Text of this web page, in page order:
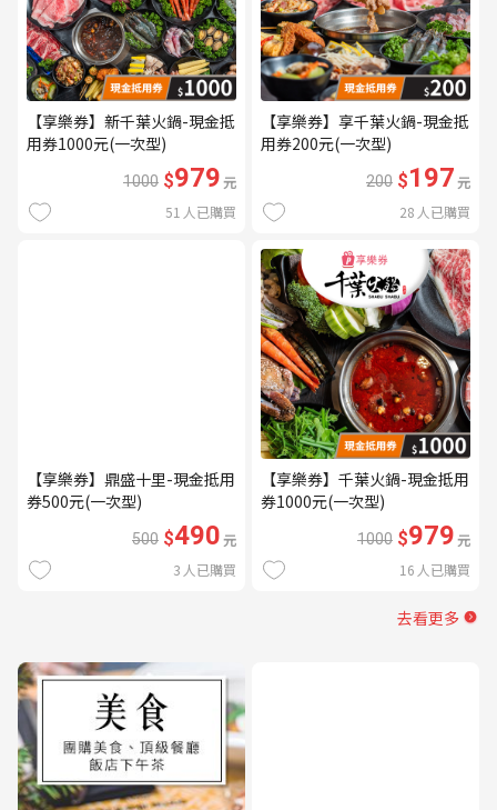
【享樂券】新千葉火鍋-現金抵
用券1000元(一次型)
1000 $979元
51 人已購買
【享樂券】享千葉火鍋-現金抵
用券200元(一次型)
200 $197元
28 人已購買
【享樂券】鼎盛十里-現金抵用
券500元(一次型)
500 $490元
3 人已購買
【享樂券】千葉火鍋-現金抵用
券1000元(一次型)
1000 $979元
16 人已購買
去看更多